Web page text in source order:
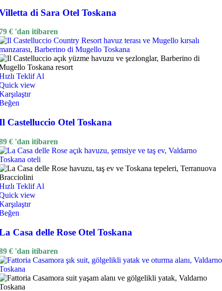
di Sara Otel Toskana
€ 'dan itibaren
Teklif Al
view
Castelluccio Otel Toskana
€ 'dan itibaren
Teklif Al
view
Casa delle Rose Otel Toskana
€ 'dan itibaren